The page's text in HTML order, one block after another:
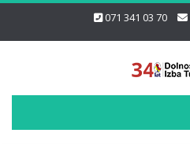
071 341 03 70